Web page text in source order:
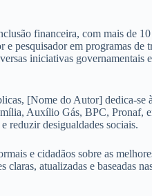
financeira, com mais de 10
pesquisador em programas de
iniciativas governamentais
[Nome do Autor] dedica-se
Auxílio Gás, BPC, Pronaf,
reduzir desigualdades sociais.
e cidadãos sobre as
atualizadas e baseadas